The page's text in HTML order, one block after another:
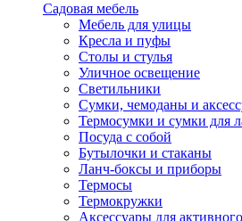
Садовая мебель
Мебель для улицы
Кресла и пуфы
Столы и стулья
Уличное освещение
Светильники
Сумки, чемоданы и
Термосумки и сумки для
Посуда с собой
Бутылочки и стаканы
Ланч-боксы и приборы
Термосы
Термокружки
Аксессуары для